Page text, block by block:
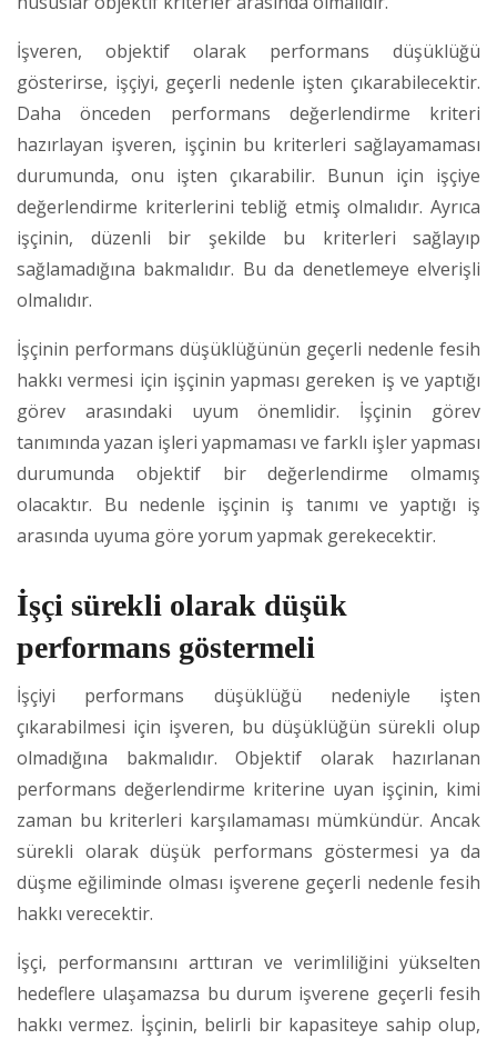
İşveren, objektif olarak performans düşüklüğü
gösterirse, işçiyi, geçerli nedenle işten çıkarabilecektir.
Daha önceden performans değerlendirme kriteri
hazırlayan işveren, işçinin bu kriterleri sağlayamaması
durumunda, onu işten çıkarabilir. Bunun için işçiye
değerlendirme kriterlerini tebliğ etmiş olmalıdır. Ayrıca
işçinin, düzenli bir şekilde bu kriterleri sağlayıp
sağlamadığına bakmalıdır. Bu da denetlemeye elverişli
olmalıdır.
İşçinin performans düşüklüğünün geçerli nedenle fesih
hakkı vermesi için işçinin yapması gereken iş ve yaptığı
görev arasındaki uyum önemlidir. İşçinin görev
tanımında yazan işleri yapmaması ve farklı işler yapması
durumunda objektif bir değerlendirme olmamış
olacaktır. Bu nedenle işçinin iş tanımı ve yaptığı iş
arasında uyuma göre yorum yapmak gerekecektir.
İşçi sürekli olarak düşük
performans göstermeli
İşçiyi performans düşüklüğü nedeniyle işten
çıkarabilmesi için işveren, bu düşüklüğün sürekli olup
olmadığına bakmalıdır. Objektif olarak hazırlanan
performans değerlendirme kriterine uyan işçinin, kimi
zaman bu kriterleri karşılamaması mümkündür. Ancak
sürekli olarak düşük performans göstermesi ya da
düşme eğiliminde olması işverene geçerli nedenle fesih
hakkı verecektir.
İşçi, performansını arttıran ve verimliliğini yükselten
hedeflere ulaşamazsa bu durum işverene geçerli fesih
hakkı vermez. İşçinin, belirli bir kapasiteye sahip olup,